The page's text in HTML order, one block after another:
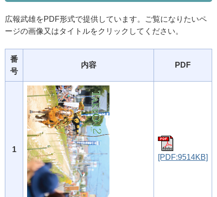
広報武雄をPDF形式で提供しています。ご覧になりたいペ
ージの画像又はタイトルをクリックしてください。
番
号
内容 PDF
1
[PDF:9514KB]